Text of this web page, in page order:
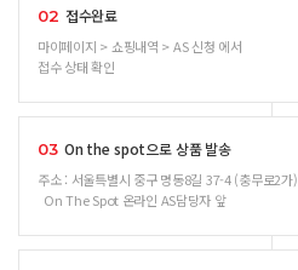
02 접수완료
마이페이지 > 쇼핑내역 > AS 신청 에서
접수 상태 확인
03 On the spot으로 상품 발송
주소 : 서울특별시 중구 명동8길 37-4 (충무로2가)
On The Spot 온라인 AS담당자 앞